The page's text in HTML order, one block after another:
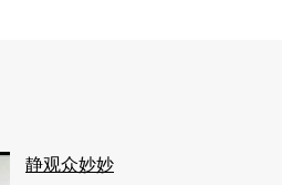
静观众妙妙